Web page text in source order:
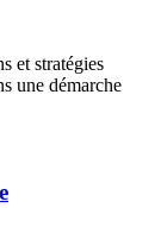
et stratégies
une démarche